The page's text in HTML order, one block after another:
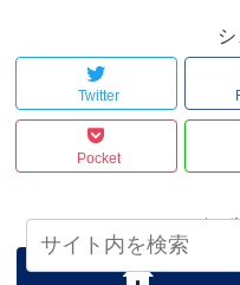
Twitter
Pocket
ジャビッ